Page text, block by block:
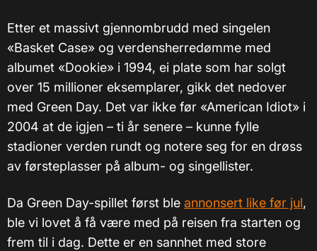
Etter et massivt gjennombrudd med singelen
«Basket Case» og verdensherredømme med
albumet «Dookie» i 1994, ei plate som har solgt
over 15 millioner eksemplarer, gikk det nedover
med Green Day. Det var ikke før «American Idiot» i
2004 at de igjen – ti år senere – kunne fylle
stadioner verden rundt og notere seg for en drøss
av førsteplasser på album- og singellister.
Da Green Day-spillet først ble annonsert like før jul,
ble vi lovet å få være med på reisen fra starten og
frem til i dag. Dette er en sannhet med store